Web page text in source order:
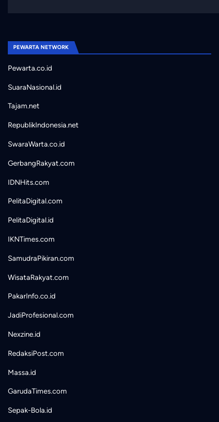
PEWARTA NETWORK
Pewarta.co.id
SuaraNasional.id
Tajam.net
RepublikIndonesia.net
SwaraWarta.co.id
GerbangRakyat.com
IDNHits.com
PelitaDigital.com
PelitaDigital.id
IKNTimes.com
SamudraPikiran.com
WisataRakyat.com
PakarInfo.co.id
JadiProfesional.com
Nexzine.id
RedaksiPost.com
Massa.id
GarudaTimes.com
Sepak-Bola.id